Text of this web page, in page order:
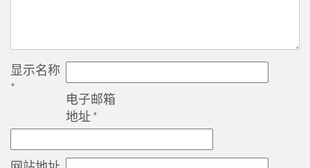
显示名称
*
电子邮箱
地址 *